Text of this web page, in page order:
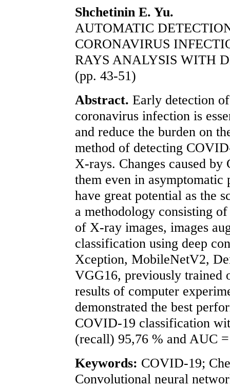
Shchetinin E. Yu.
AUTOMATIC
CORONAVIRUS
RAYS ANALYSIS WITH
(pp. 43-51)
Abstract. Early detection
coronavirus infection is
and reduce the burden on
method of detecting
X-rays. Changes caused
them even in asymptomatic
have great potential as the
a methodology consisting
of X-ray images, images
classification using deep
Xception, MobileNetV2,
VGG16, previously trained
results of computer
demonstrated the best
COVID-19 classification
(recall) 95,76 % and AUC
Keywords: COVID-19;
Convolutional neural